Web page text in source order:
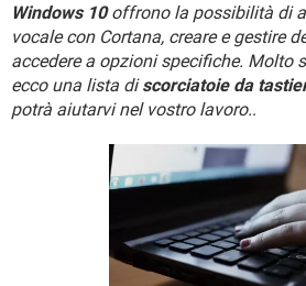
TIKTOK
HARDWARE
INSTAGRAM
TIKTOK
HARDWARE
Windows 10offrono la possibilità di
vocale con Cortana, creare e gestire
accedere a opzioni specifiche. Molto
ecco una lista discorciatoie da
potrà aiutarvi nel vostro lavoro..